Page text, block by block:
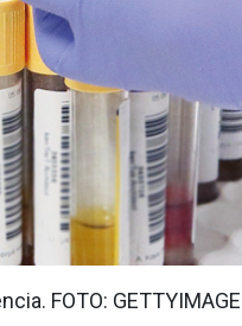
FOTO: